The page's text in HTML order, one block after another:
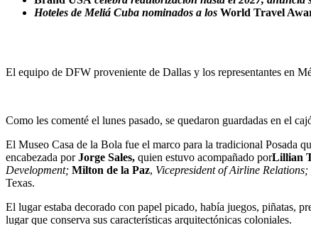
Hoteles de Meliá Cuba nominados a los World Travel
El equipo de DFW proveniente de Dallas y los representantes en
Como les comenté el lunes pasado, se quedaron guardadas en el
El Museo Casa de la Bola fue el marco para la tradicional Posada
encabezada porJorge Sales, quien estuvo acompañado porLillian
Development; Milton de la Paz, Vicepresident of Airline Relations;
Texas.
El lugar estaba decorado con papel picado, había juegos, piñatas,
lugar que conserva sus características arquitectónicas coloniales.